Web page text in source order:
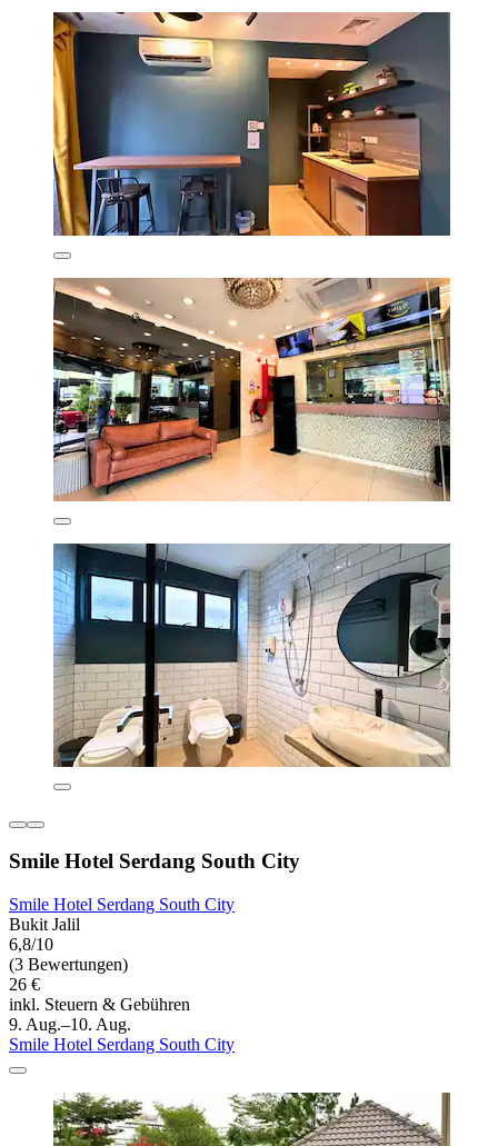
Smile Hotel Serdang South City
Smile Hotel Serdang South City
Bukit Jalil
6,8/10
(3 Bewertungen)
26 €
inkl. Steuern & Gebühren
9. Aug.–10. Aug.
Smile Hotel Serdang South City